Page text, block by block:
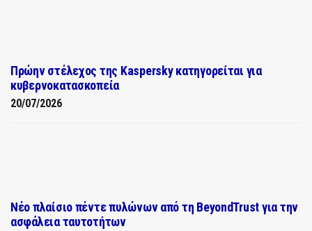
Πρώην στέλεχος της Kaspersky κατηγορείται για
κυβερνοκατασκοπεία
20/07/2026
Νέο πλαίσιο πέντε πυλώνων από τη BeyondTrust για την
ασφάλεια ταυτοτήτων